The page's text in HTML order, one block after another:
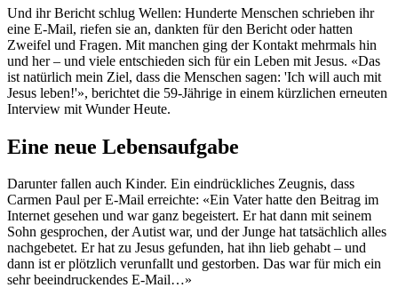
Und ihr Bericht schlug Wellen: Hunderte Menschen schrieben ihr
eine E-Mail, riefen sie an, dankten für den Bericht oder hatten
Zweifel und Fragen. Mit manchen ging der Kontakt mehrmals hin
und her – und viele entschieden sich für ein Leben mit Jesus. «Das
ist natürlich mein Ziel, dass die Menschen sagen: 'Ich will auch mit
Jesus leben!'», berichtet die 59-Jährige in einem kürzlichen erneuten
Interview mit Wunder Heute.
Eine neue Lebensaufgabe
Darunter fallen auch Kinder. Ein eindrückliches Zeugnis, dass
Carmen Paul per E-Mail erreichte: «Ein Vater hatte den Beitrag im
Internet gesehen und war ganz begeistert. Er hat dann mit seinem
Sohn gesprochen, der Autist war, und der Junge hat tatsächlich alles
nachgebetet. Er hat zu Jesus gefunden, hat ihn lieb gehabt – und
dann ist er plötzlich verunfallt und gestorben. Das war für mich ein
sehr beeindruckendes E-Mail…»